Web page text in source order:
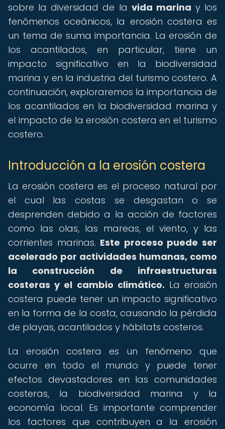
sobre la diversidad de la vida marina y los
fenómenos oceánicos, la erosión costera es
un tema de suma importancia. La erosión de
los acantilados, en particular, tiene un
impacto significativo en la biodiversidad
marina y en la industria del turismo costero. A
continuación, exploraremos la importancia de
los acantilados en la biodiversidad marina y
el impacto de la erosión costera en el turismo
costero.
Introducción a la erosión costera
La erosión costera es el proceso natural por
el cual las costas se desgastan o se
desprenden debido a la acción de factores
como las olas, las mareas, el viento, y las
corrientes marinas. Este proceso puede ser
acelerado por actividades humanas, como
la construcción de infraestructuras
costeras y el cambio climático. La erosión
costera puede tener un impacto significativo
en la forma de la costa, causando la pérdida
de playas, acantilados y hábitats costeros.
La erosión costera es un fenómeno que
ocurre en todo el mundo y puede tener
efectos devastadores en las comunidades
costeras, la biodiversidad marina y la
economía local. Es importante comprender
los factores que contribuyen a la erosión